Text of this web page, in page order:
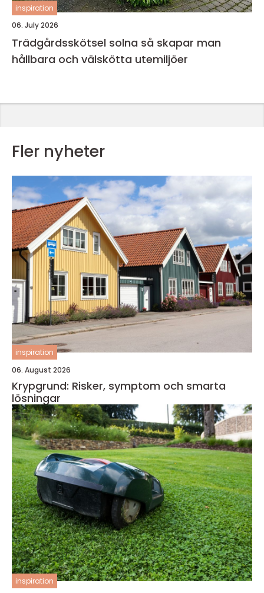
inspiration
06. July 2026
Trädgårdsskötsel solna så skapar man
hållbara och välskötta utemiljöer
Fler nyheter
inspiration
06. August 2026
Krypgrund: Risker, symptom och smarta
lösningar
inspiration